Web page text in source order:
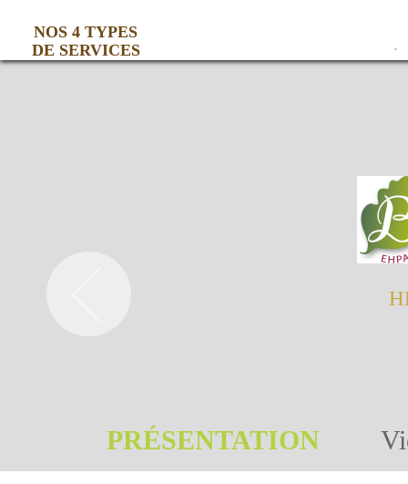
NOS 4 TYPES
DE SERVICES
PRÉSENTATION